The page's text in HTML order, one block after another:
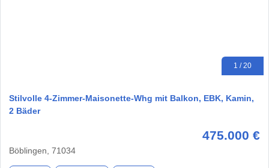
1 / 20
Stilvolle 4-Zimmer-Maisonette-Whg mit Balkon, EBK, Kamin,
2 Bäder
475.000 €
Böblingen, 71034